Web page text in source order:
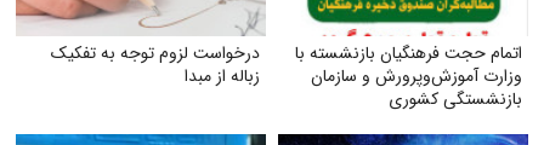
اتمام حجت فرهنگیان بازنشسته با
وزارت آموزش‌وپرورش و سازمان
بازنشستگی کشوری
درخواست لزوم توجه به تفکیک
زباله از مبدا